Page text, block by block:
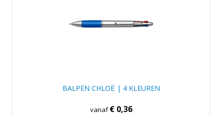
BALPEN CHLOË | 4 KLEUREN
vanaf€ 0,36